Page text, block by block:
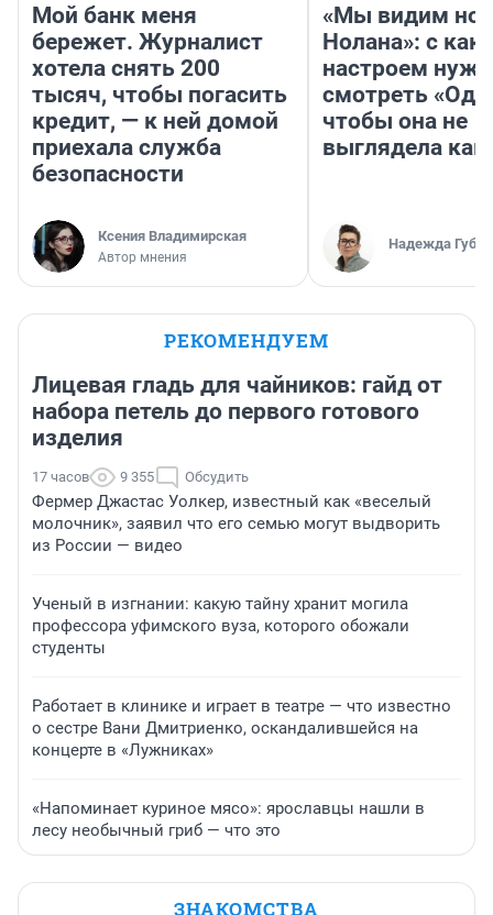
Мой банк меня
бережет. Журналист
хотела снять 200
тысяч, чтобы погасить
кредит, — к ней домой
приехала служба
безопасности
Ксения Владимирская
Автор мнения
«Мы видим
Нолана»: с
настроем
смотреть
чтобы она не
выглядела как
Надежда
РЕКОМЕНДУЕМ
Лицевая гладь для чайников: гайд от
набора петель до первого готового
изделия
17 часов 9 355 Обсудить
Фермер Джастас Уолкер, известный как «веселый
молочник», заявил что его семью могут выдворить
из России — видео
Ученый в изгнании: какую тайну хранит могила
профессора уфимского вуза, которого обожали
студенты
Работает в клинике и играет в театре — что известно
о сестре Вани Дмитриенко, оскандалившейся на
концерте в «Лужниках»
«Напоминает куриное мясо»: ярославцы нашли в
лесу необычный гриб — что это
ЗНАКОМСТВА